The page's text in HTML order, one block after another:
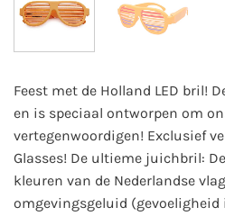
Feest met de Holland LED bril!
en is speciaal ontworpen om
vertegenwoordigen! Exclusief
Glasses! De ultieme juichbril:
kleuren van de Nederlandse
omgevingsgeluid (gevoeligheid